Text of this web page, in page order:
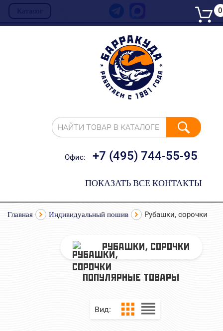
Каталог
НАЙТИ ТОВАР В КАТАЛОГЕ
Офис: +7 (495) 744-55-95
ПОКАЗАТЬ ВСЕ КОНТАКТЫ
0
Главная Индивидуальный пошив Рубашки, сорочки
РУБАШКИ, СОРОЧКИ
ПОПУЛЯРНЫЕ ТОВАРЫ
Вид: